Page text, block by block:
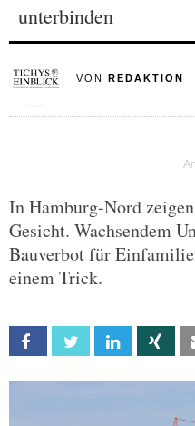
unterbinden
VON REDAKTION
In Hamburg-Nord
Gesicht. Wachsendem
Bauverbot für
einem Trick.
Facebook Twitter Linkedin Xing